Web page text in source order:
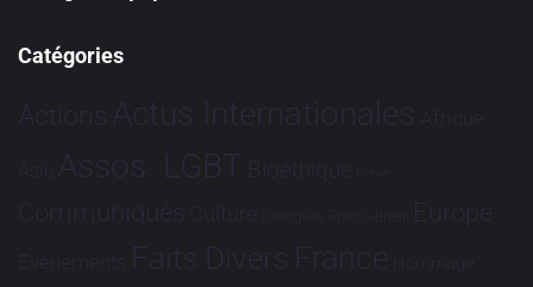
Catégories
Actions Actus Internationales Afrique
Asie Assos. LGBT Bioéthique Brève
Communiqués Culture Dialogues France-Brésil Europe
Evénements Faits Divers France Hommage